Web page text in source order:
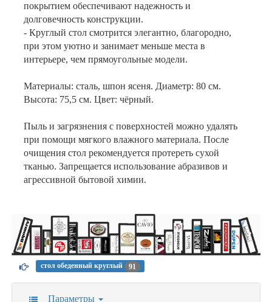
покрытием обеспечивают надежность и
долговечность конструкции.
- Круглый стол смотрится элегантно, благородно,
при этом уютно и занимает меньше места в
интерьере, чем прямоугольные модели.
Материалы: сталь, шпон ясеня. Диаметр: 80 см.
Высота: 75,5 см. Цвет: чёрный.
Пыль и загрязнения с поверхностей можно удалять
при помощи мягкого влажного материала. После
очищения стол рекомендуется протереть сухой
тканью. Запрещается использование абразивов и
агрессивной бытовой химии.
стол обеденный круглый 91
Параметры